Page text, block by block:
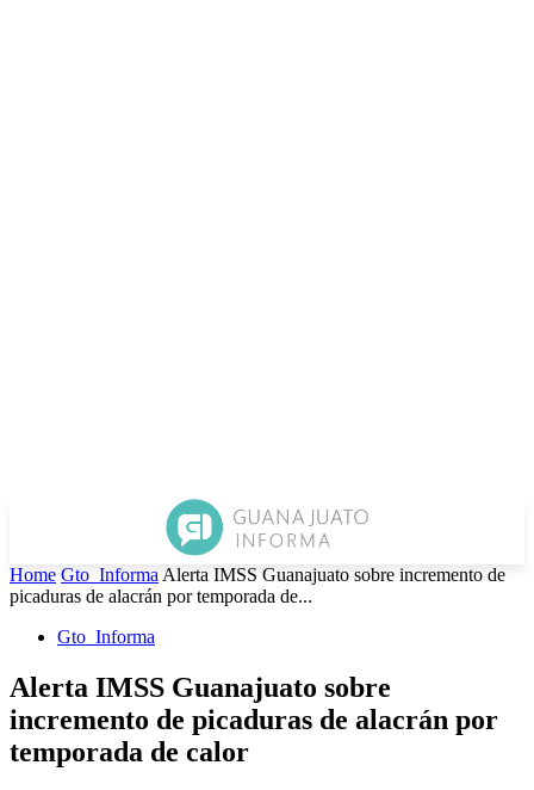
Home Gto_Informa Alerta IMSS Guanajuato sobre incremento de
picaduras de alacrán por temporada de...
Gto_Informa
Alerta IMSS Guanajuato sobre
incremento de picaduras de alacrán por
temporada de calor